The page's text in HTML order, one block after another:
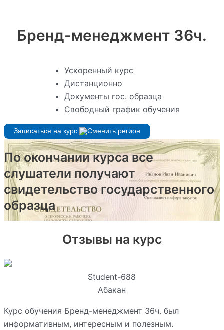
Бренд-менеджмент 36ч.
Ускоренный курс
Дистанционно
Документы гос. образца
Свободный график обучения
Записаться на курс
По окончании курса все
слушатели получают
свидетельство государственного
образца
Отзывы на курс
Student-688
Абакан
Курс обучения Бренд-менеджмент 36ч. был
информативным, интересным и полезным.